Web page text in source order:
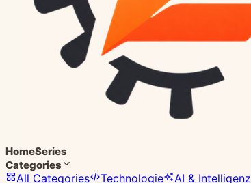
HomeSeries
Categories
All Categories Technologie AI & Intelligenz